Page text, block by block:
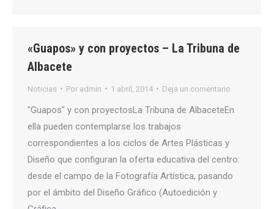
«Guapos» y con proyectos – La Tribuna de
Albacete
Noticias Por admin 1 abril, 2014 Deja un comentario
"Guapos" y con proyectosLa Tribuna de AlbaceteEn
ella pueden contemplarse los trabajos
correspondientes a los ciclos de Artes Plásticas y
Diseño que configuran la oferta educativa del centro:
desde el campo de la Fotografía Artística, pasando
por el ámbito del Diseño Gráfico (Autoedición y